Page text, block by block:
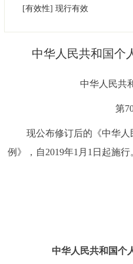
政策兑现 政
利
12345网上接诉即办
[有效性] 现行有效
中华人民共和国个
中华人民共
第
现公布修订后的《中华人
例》，自2019年1月1日起施行
中华人民共和国个